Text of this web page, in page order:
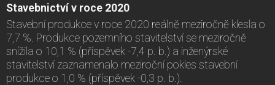
Stavebnictví v roce 2020
Stavební produkce v roce 2020 reálně meziročně klesla o
7,7 %. Produkce pozemního stavitelství se meziročně
snížila o 10,1 % (příspěvek -7,4 p. b.) a inženýrské
stavitelství zaznamenalo meziroční pokles stavební
produkce o 1,0 % (příspěvek -0,3 p. b.).